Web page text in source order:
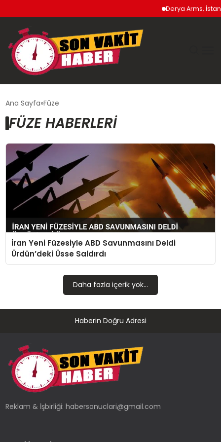
Derya Arms,
SIYASET
DÜNYA
EKONOMI
SPOR
TEKNOLOJI
YAŞAM
Ana Sayfa Füze
FÜZE HABERLERI
İran Yeni Füzesiyle ABD Savunmasını Deldi
Ürdün’deki Üsse Saldırdı
Daha fazla içerik yok...
Haberin Doğru Adresi
Reklam & İşbirliği:habersonuclari@gmail.com